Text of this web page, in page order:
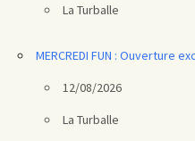
La Turballe
MERCREDI FUN : Ouverture
12/08/2026
La Turballe